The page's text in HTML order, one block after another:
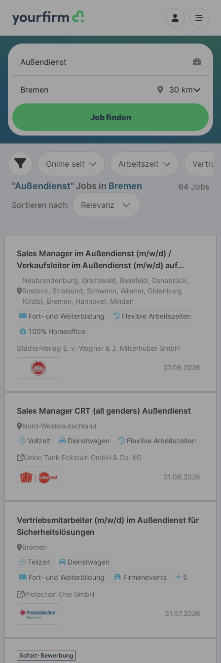
30 km
Job finden
Online seit Arbeitszeit
"Außendienst" Jobs in Bremen
64 Jobs
Sortieren nach:
Relevanz
Sales Manager im Außendienst (m/w/d) /
Verkaufsleiter im Außendienst (m/w/d) auf
selbstständiger Basis
Neubrandenburg, Greifswald, Bielefeld, Osnabrück,
Rostock, Stralsund, Schwerin, Wismar, Oldenburg
(Oldb), Bremen, Hannover, Minden
Fort- und Weiterbildung
Flexible Arbeitszeiten
100% Homeoffice
Städte-Verlag E. v. Wagner & J. Mitterhuber GmbH
07.08.2026
Sales Manager CRT (all genders) Außendienst
Nord-Westdeutschland
Vollzeit
Dienstwagen
Flexible Arbeitszeiten
Union Tank Eckstein GmbH & Co. KG
01.08.2026
Vertriebsmitarbeiter (m/w/d) im Außendienst für
Sicherheitslösungen
Bremen
Teilzeit
Dienstwagen
Fort- und Weiterbildung
Firmenevents
5
Protection One GmbH
31.07.2026
Sofort-Bewerbung